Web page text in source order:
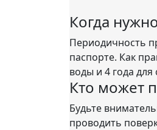
Когда
Периодичность
паспорте. Как
воды и 4 года
Кто может
Будьте
проводить